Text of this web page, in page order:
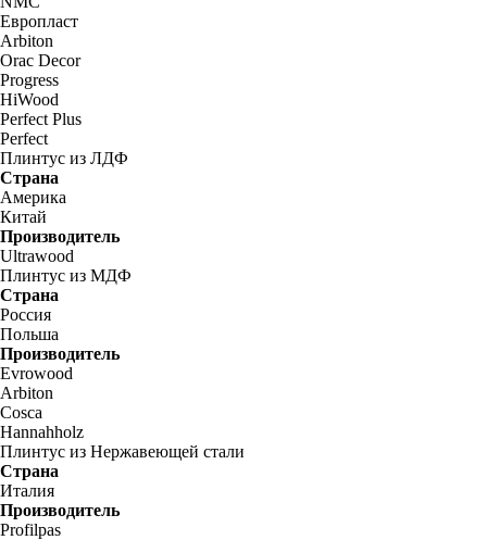
Европласт
Arbiton
Orac Decor
Progress
HiWood
Perfect Plus
Perfect
Плинтус из ЛДФ
Страна
Америка
Китай
Производитель
Ultrawood
Плинтус из МДФ
Страна
Россия
Польша
Производитель
Evrowood
Arbiton
Cosca
Hannahholz
Плинтус из Нержавеющей стали
Страна
Италия
Производитель
Profilpas